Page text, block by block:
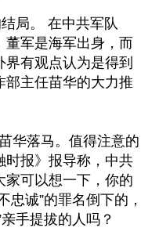
局。 在中共军队
董军是海军出身，而
有观点认为是得到
部主任苗华的大力推
华落马。值得注意的
时报》报导称，中共
家可以想一下，你的
忠诚”的罪名倒下的，
手提拔的人吗？